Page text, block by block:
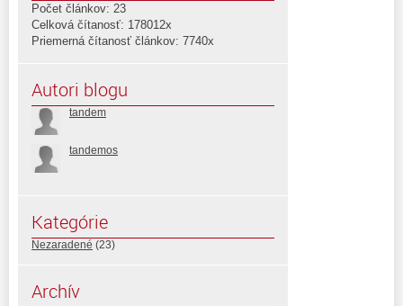
Počet článkov: 23
Celková čítanosť: 178012x
Priemerná čítanosť článkov: 7740x
Autori blogu
tandem
tandemos
Kategórie
Nezaradené (23)
Archív